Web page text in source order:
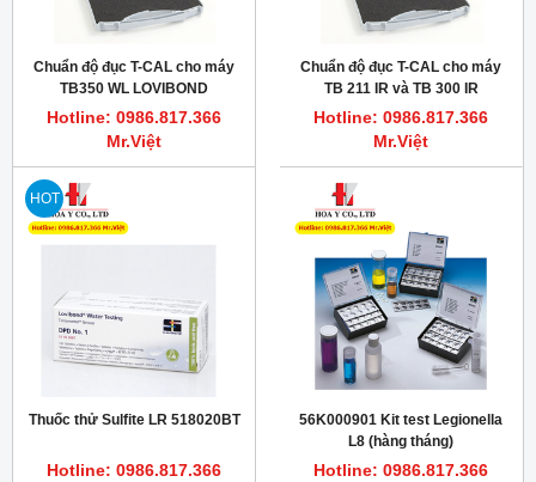
Chuẩn độ đục T-CAL cho máy
TB350 WL LOVIBOND
Hotline: 0986.817.366
Mr.Việt
Chuẩn độ đục T-CAL cho máy
TB 211 IR và TB 300 IR
Turbidimeter
Hotline: 0986.817.366
Mr.Việt
HOT
Thuốc thử Sulfite LR 518020BT
Hotline: 0986.817.366
56K000901 Kit test Legionella
L8 (hàng tháng)
Hotline: 0986.817.366